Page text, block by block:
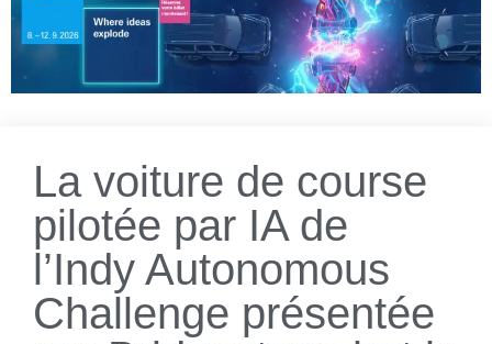
La voiture de course
pilotée par IA de
l’Indy Autonomous
Challenge présentée